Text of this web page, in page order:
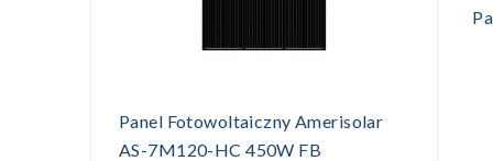
Panel Fotowoltaiczny Amerisolar
AS-7M120-HC 450W FB